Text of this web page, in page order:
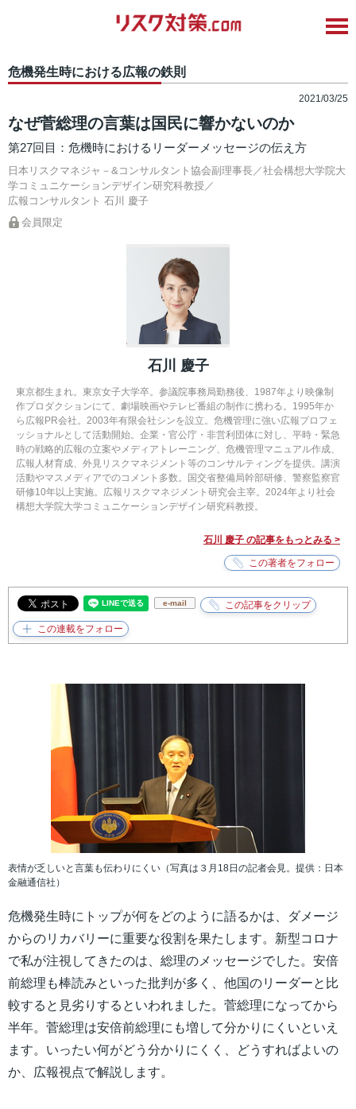
危機発生時における広報の鉄則
2021/03/25
なぜ菅総理の言葉は国民に響かないのか
第27回目：危機時におけるリーダーメッセージの伝え方
日本リスクマネジャ－&コンサルタント協会副理事長／社会構想大学院大
学コミュニケーションデザイン研究科教授／
広報コンサルタント 石川 慶子
会員限定
石川 慶子
東京都生まれ。東京女子大学卒。参議院事務局勤務後、1987年より映像制
作プロダクションにて、劇場映画やテレビ番組の制作に携わる。1995年か
ら広報PR会社。2003年有限会社シンを設立。危機管理に強い広報プロフェ
ッショナルとして活動開始。企業・官公庁・非営利団体に対し、平時・緊急
時の戦略的広報の立案やメディアトレーニング、危機管理マニュアル作成、
広報人材育成、外見リスクマネジメント等のコンサルティングを提供。講演
活動やマスメディアでのコメント多数。国交省整備局幹部研修、警察監察官
研修10年以上実施。広報リスクマネジメント研究会主宰。2024年より社会
構想大学院大学コミュニケーションデザイン研究科教授。
石川 慶子 の記事をもっとみる >
e-mail
表情が乏しいと言葉も伝わりにくい（写真は３月18日の記者会見。提供：日本
金融通信社）
危機発生時にトップが何をどのように語るかは、ダメージ
からのリカバリーに重要な役割を果たします。新型コロナ
で私が注視してきたのは、総理のメッセージでした。安倍
前総理も棒読みといった批判が多く、他国のリーダーと比
較すると見劣りするといわれました。菅総理になってから
半年。菅総理は安倍前総理にも増して分かりにくいといえ
ます。いったい何がどう分かりにくく、どうすればよいの
か、広報視点で解説します。